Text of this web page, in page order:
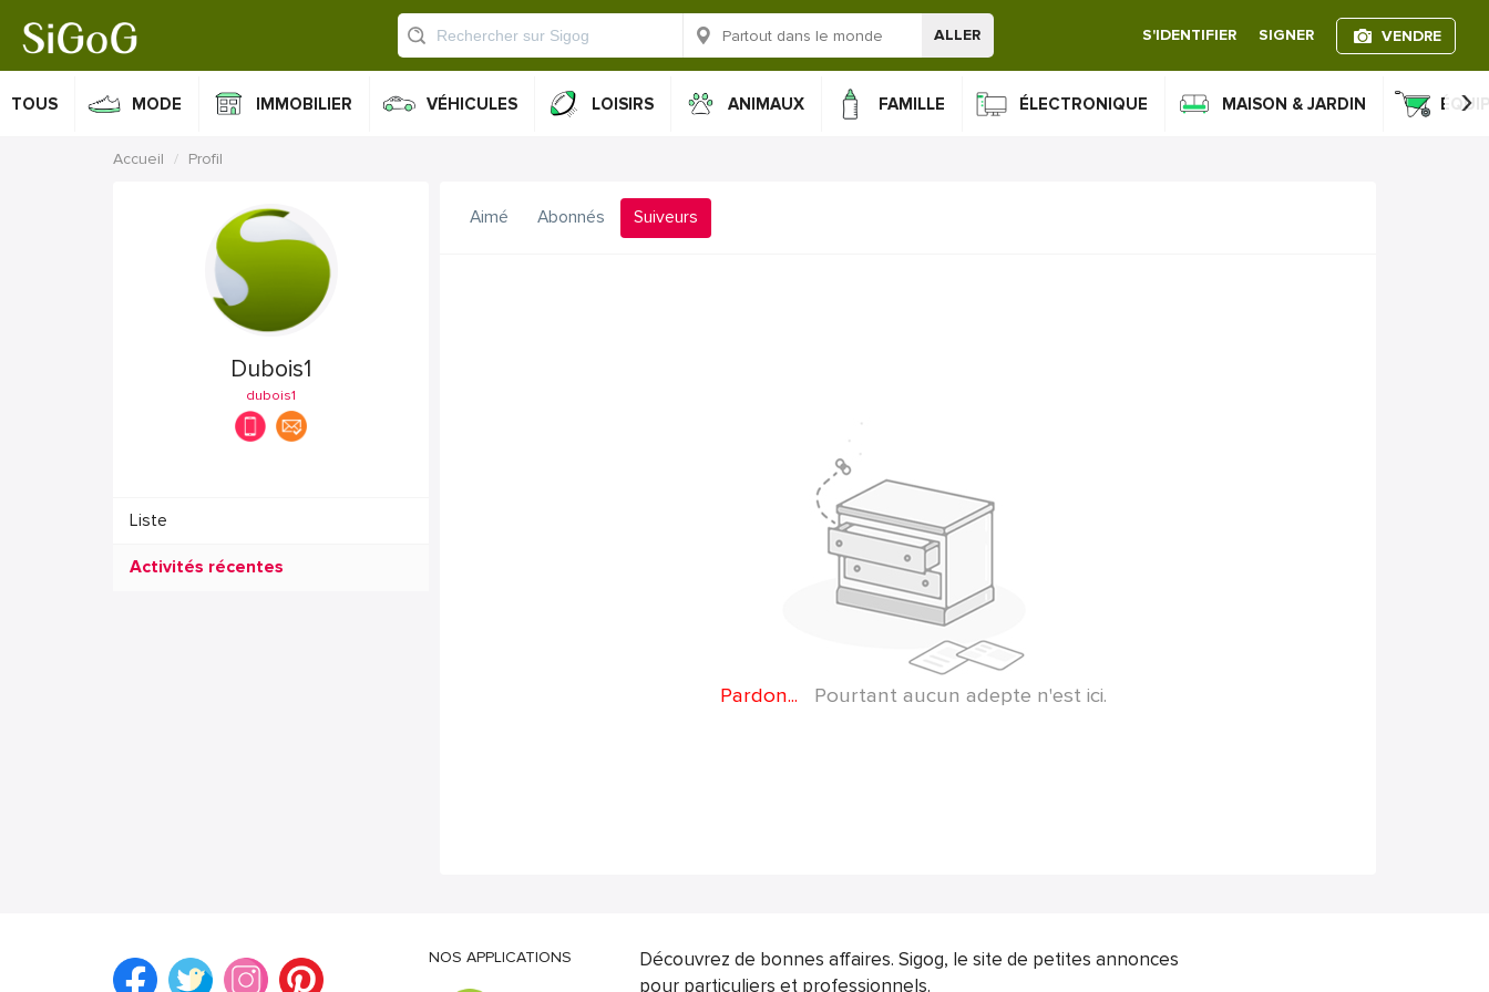
ALLER S'IDENTIFIER SIGNER VENDRE
TOUS MODE IMMOBILIER VÉHICULES LOISIRS ANIMAUX FAMILLE ÉLECTRONIQUE MAISON & JARDIN ›
Accueil Profil
Dubois1
dubois1
Liste
Activités récentes
Aimé Abonnés Suiveurs
Pardon... Pourtant aucun adepte n'est ici.
NOS APPLICATIONS
Découvrez de bonnes affaires. Sigog, le site de petites annonces
pour particuliers et professionnels.